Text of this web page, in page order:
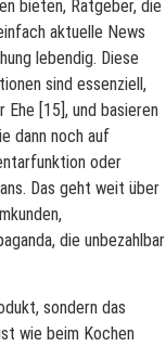
bieten, Ratgeber, die
aktuelle News
lebendig. Diese
sind essenziell,
Ehe [15], und basieren
dann noch auf
oder
Das geht weit über
die unbezahlbar
sondern das
wie beim Kochen